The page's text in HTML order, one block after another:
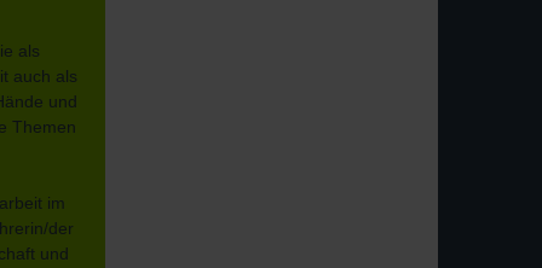
im
3134
als
auch als
und
Themen
im
der
und